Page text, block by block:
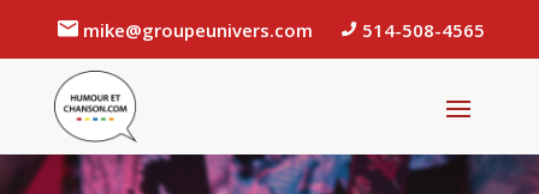
mike@groupeunivers.com 514-508-4565